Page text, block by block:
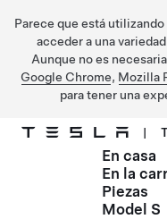
Parece que está
acceder a una
Aunque no es
Google Chrome, Mozilla
para tener una
Ir al contenido principal
|
En casa
En la
Piezas
Model S